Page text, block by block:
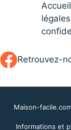
Accueil
légales
Retrouvez-
Maison-
Informations et